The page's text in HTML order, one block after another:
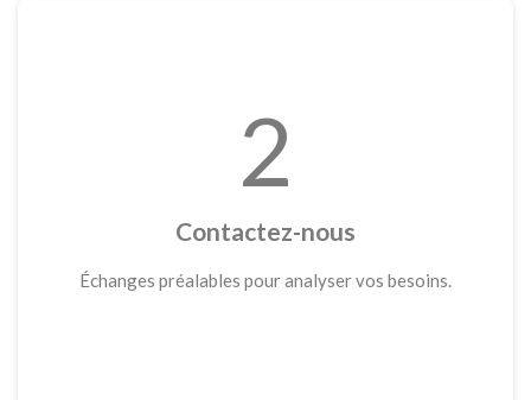
2
Contactez-nous
Échanges préalables pour analyser vos besoins.